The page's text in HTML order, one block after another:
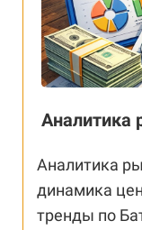
Аналитика
Аналитика
динамика
тренды по